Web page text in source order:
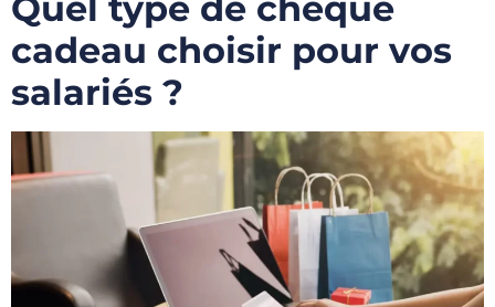
cadeau choisir pour vos
salariés ?